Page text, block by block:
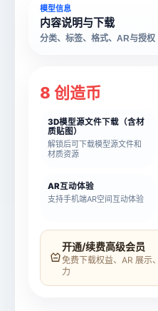
模型信息
内容说明与下载
分类、标签、格式、AR与授权
模型名称
8 创造币
3D模型源文件下载（含材
质贴图）
解锁后可下载模型源文件和
材质资源
AR互动体验
支持手机端AR空间互动体验
开通/续费高级会员
免费下载权益、AR 展示
力